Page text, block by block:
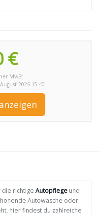
€
MwSt.
2026 15:40
die richtige Autopflege und
Autowäsche oder
hier findest du zahlreiche